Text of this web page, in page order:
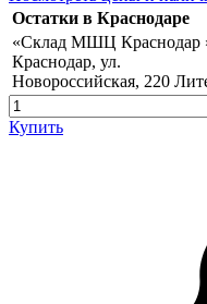
Остатки в Краснодаре
«Склад МШЦ Краснодар
Краснодар, ул.
Новороссийская, 220
Купить